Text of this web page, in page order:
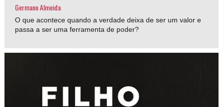
Germano Almeida
O que acontece quando a verdade deixa de ser um valor e
passa a ser uma ferramenta de poder?